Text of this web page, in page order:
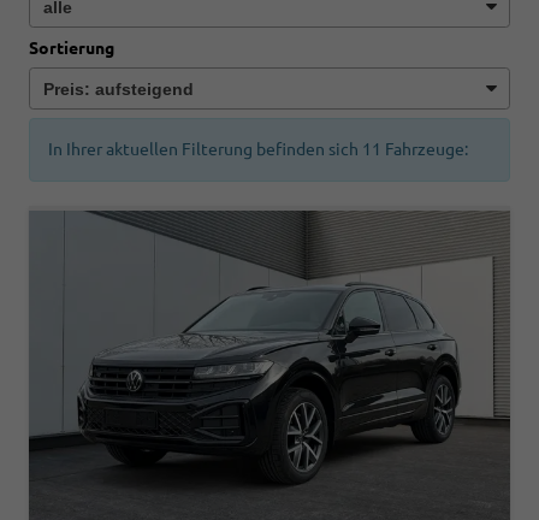
Sortierung
In Ihrer aktuellen Filterung befinden sich 11 Fahrzeuge: